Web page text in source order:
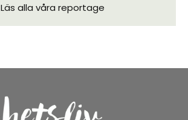
Läs alla våra reportage